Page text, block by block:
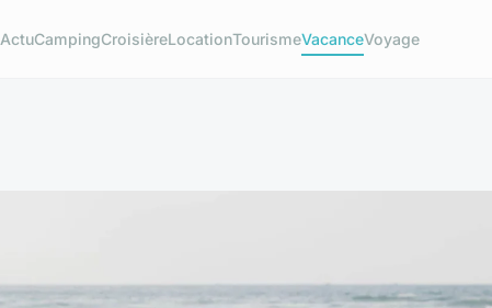
ActuCampingCroisièreLocationTourismeVacanceVoyage